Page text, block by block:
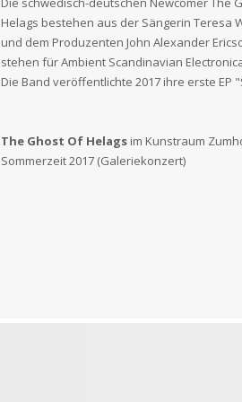
Helags bestehen aus der Sängerin Teresa
und dem Produzenten John Alexander
stehen für Ambient Scandinavian
Die Band veröffentlichte 2017 ihre erste EP
The Ghost Of Helags im Kunstraum
Sommerzeit 2017 (Galeriekonzert)